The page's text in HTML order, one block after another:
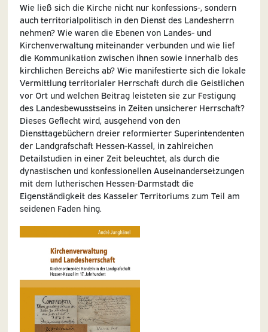
Wie ließ sich die Kirche nicht nur konfessions-, sondern
auch territorialpolitisch in den Dienst des Landesherrn
nehmen? Wie waren die Ebenen von Landes- und
Kirchenverwaltung miteinander verbunden und wie lief
die Kommunikation zwischen ihnen sowie innerhalb des
kirchlichen Bereichs ab? Wie manifestierte sich die lokale
Vermittlung territorialer Herrschaft durch die Geistlichen
vor Ort und welchen Beitrag leisteten sie zur Festigung
des Landesbewusstseins in Zeiten unsicherer Herrschaft?
Dieses Geflecht wird, ausgehend von den
Diensttagebüchern dreier reformierter Superintendenten
der Landgrafschaft Hessen-Kassel, in zahlreichen
Detailstudien in einer Zeit beleuchtet, als durch die
dynastischen und konfessionellen Auseinandersetzungen
mit dem lutherischen Hessen-Darmstadt die
Eigenständigkeit des Kasseler Territoriums zum Teil am
seidenen Faden hing.